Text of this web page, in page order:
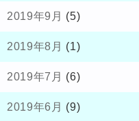
2019年9月 (5)
2019年8月 (1)
2019年7月 (6)
2019年6月 (9)